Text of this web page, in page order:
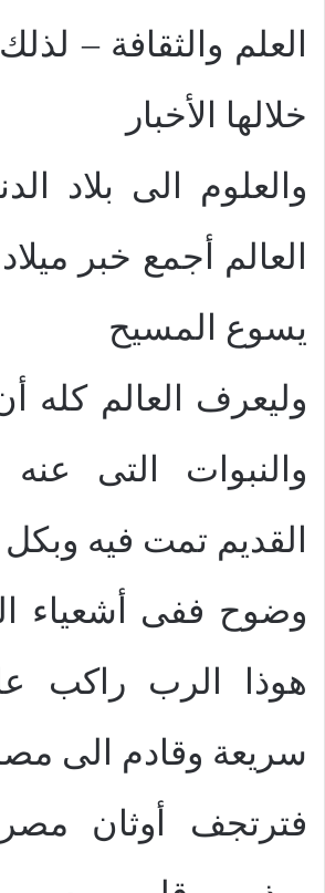
العلم والثقافة –
خلالها الأخبار
والعلوم الى بلاد
العالم أجمع خبر
يسوع المسيح
وليعرف العالم كله
والنبوات التى
القديم تمت فيه وبكل
وضوح ففى أشعياء
هوذا الرب راكب
سريعة وقادم الى
فترتجف أوثان